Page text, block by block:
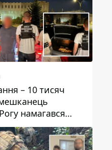
– 10 тисяч
намагався
чоловіка до